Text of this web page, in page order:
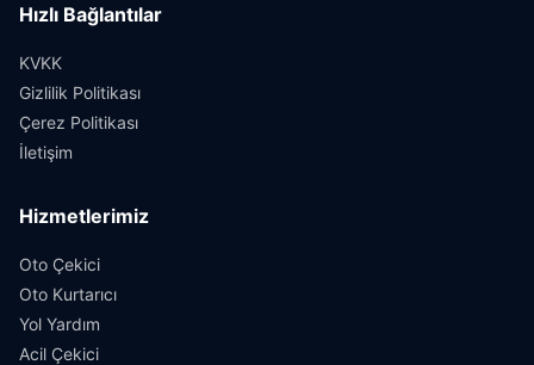
Hızlı Bağlantılar
KVKK
Gizlilik Politikası
Çerez Politikası
İletişim
Hizmetlerimiz
Oto Çekici
Oto Kurtarıcı
Yol Yardım
Acil Çekici